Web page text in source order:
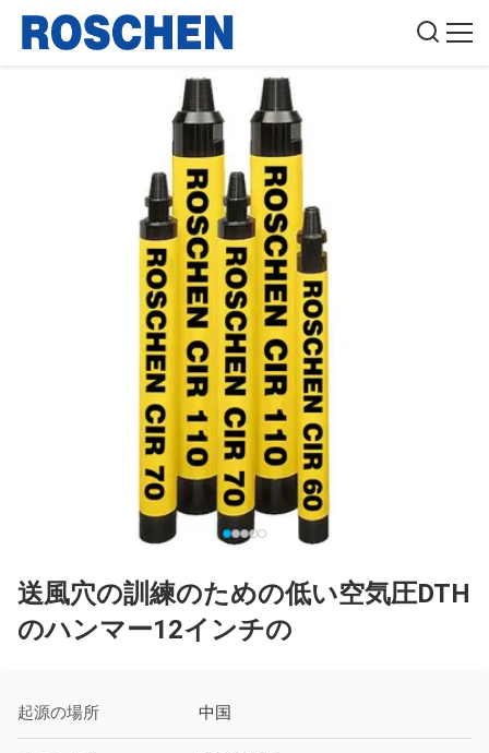
送風穴の訓練のための低い空気圧DTH
のハンマー12インチの
起源の場所 中国